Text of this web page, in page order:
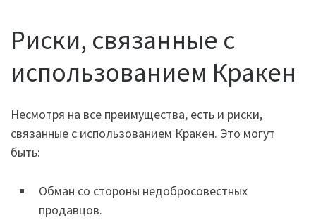
Риски, связанные с
использованием Кракен
Несмотря на все преимущества, есть и риски,
связанные с использованием Кракен. Это могут
быть:
Обман со стороны недобросовестных
продавцов.